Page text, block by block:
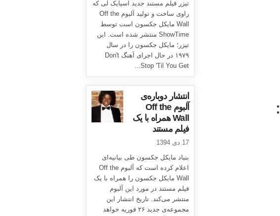
تیزر فیلم مستند جدید اسپایک لی که
راوی ساخت و تولید آلبوم Off the
Wall مایکل جکسون است توسط
ShowTime منتشر شده است. این
تیزر؛ مایکل جکسون را در سال
۱۹۷۹ در حال اجرای آهنگ Don't
Stop 'Til You Get...
انتشار دوباره‌ی
آلبوم Off the
Wall همراه با یک
فیلم مستند
17 دی 1394
بنیاد مایکل جکسون طی بیانیه‌ای
اعلام کرده است که آلبوم Off the
Wall مایکل جکسون را همراه با یک
فیلم مستند در مورد این آلبوم
منتشر می‌کند. تاریخ انتشار این
مجموعه‌ی جدید ۲۶ فوریه خواهد